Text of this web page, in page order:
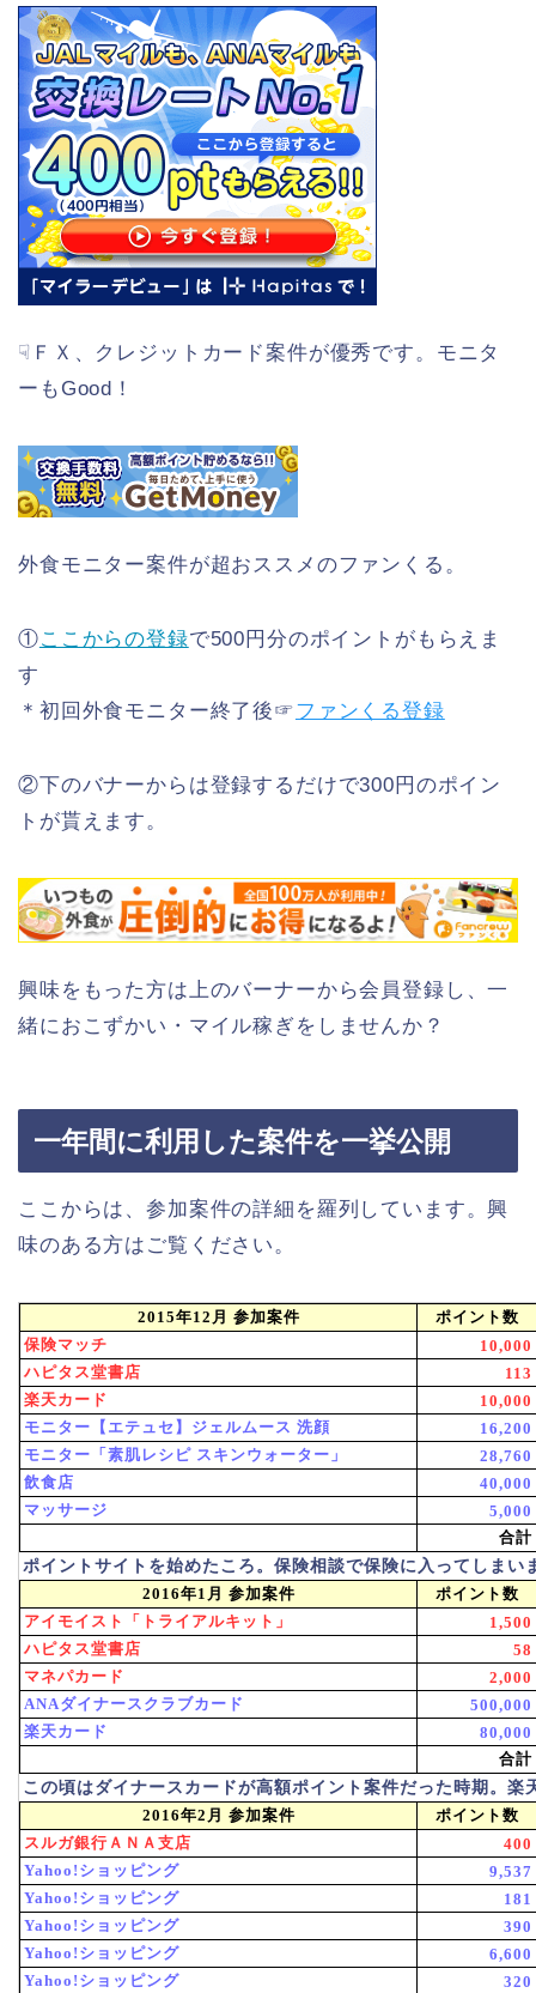
☟ＦＸ、クレジットカード案件が優秀です。モニタ
ーもGood！
外食モニター案件が超おススメのファンくる。
①ここからの登録で500円分のポイントがもらえま
す
＊初回外食モニター終了後☞ファンくる登録
②下のバナーからは登録するだけで300円のポイン
トが貰えます。
興味をもった方は上のバーナーから会員登録し、一
緒におこずかい・マイル稼ぎをしませんか？
一年間に利用した案件を一挙公開
ここからは、参加案件の詳細を羅列しています。興
味のある方はご覧ください。
2015年12月 参加案件
ポイント数
保険マッチ
10,000
ハピタス堂書店
113
楽天カード
10,000
モニター【エテュセ】ジェルムース 洗顔
16,200
モニター「素肌レシピ スキンウォーター」
28,760
飲食店
40,000
マッサージ
5,000
合計
ポイントサイトを始めたころ。保険相談で保険に入ってしまい
2016年1月 参加案件
ポイント数
アイモイスト「トライアルキット」
1,500
ハピタス堂書店
58
マネパカード
2,000
ANAダイナースクラブカード
500,000
楽天カード
80,000
合計
この頃はダイナースカードが高額ポイント案件だった時期。楽
2016年2月 参加案件
ポイント数
スルガ銀行ＡＮＡ支店
400
Yahoo!ショッピング
9,537
Yahoo!ショッピング
181
Yahoo!ショッピング
390
Yahoo!ショッピング
6,600
Yahoo!ショッピング
320